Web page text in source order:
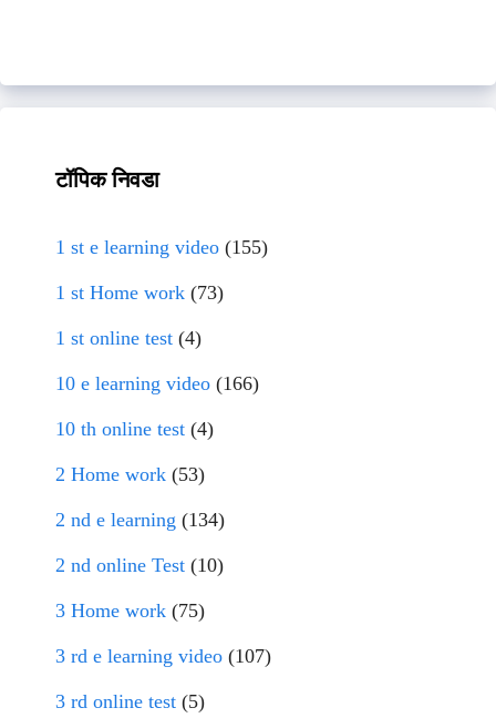
टॉपिक निवडा
1 st e learning video (155)
1 st Home work (73)
1 st online test (4)
10 e learning video (166)
10 th online test (4)
2 Home work (53)
2 nd e learning (134)
2 nd online Test (10)
3 Home work (75)
3 rd e learning video (107)
3 rd online test (5)